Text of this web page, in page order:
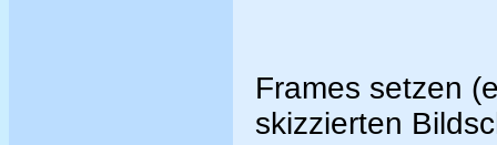
Frames setzen
skizzierten